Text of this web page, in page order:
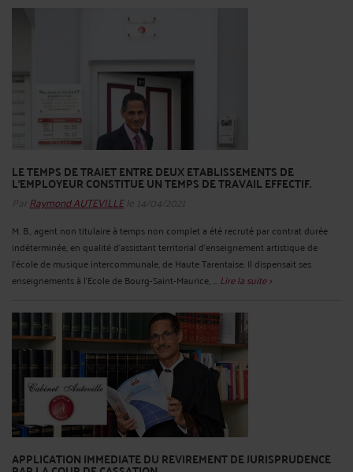
LE TEMPS DE TRAJET ENTRE DEUX ETABLISSEMENTS DE
L’EMPLOYEUR CONSTITUE UN TEMPS DE TRAVAIL EFFECTIF.
Par Raymond AUTEVILLEle 14/04/2021
M. B., agent non titulaire à temps non complet a été recruté par contrat durée
indéterminée, en qualité d'assistant territorial d'enseignement artistique de
l'école de musique intercommunale, de Haute Tarentaise. Il dispensait ses
enseignements à l’Ecole de Bourg-Saint-Maurice, ... Lire la suite >
APPLICATION IMMEDIATE DU REVIREMENT DE JURISPRUDENCE